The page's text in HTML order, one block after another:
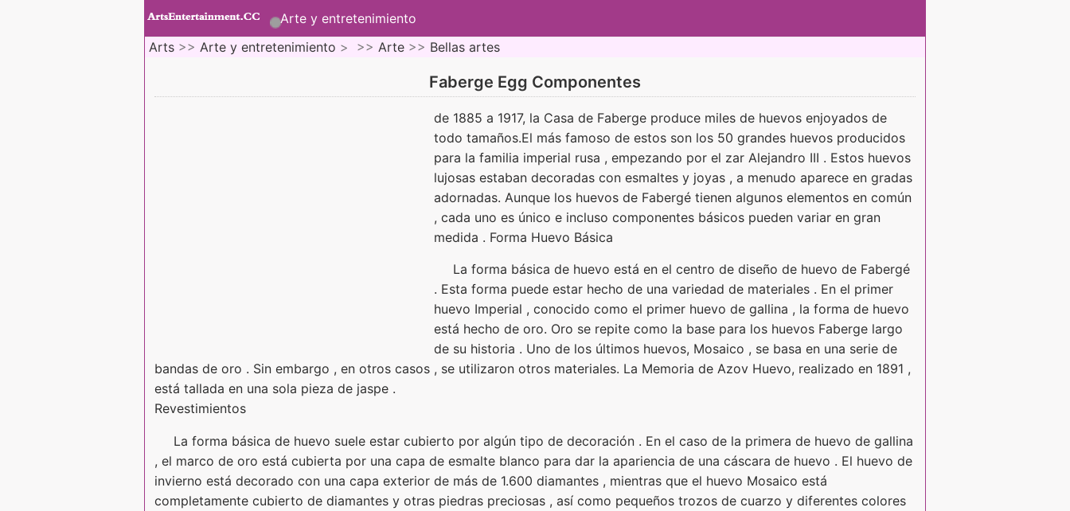
Arte y entretenimiento
Arts >> Arte y entretenimiento > >> Arte >> Bellas artes
Faberge Egg Componentes
de 1885 a 1917, la Casa de Faberge produce miles de huevos enjoyados de
todo tamaños.El más famoso de estos son los 50 grandes huevos producidos
para la familia imperial rusa , empezando por el zar Alejandro III . Estos huevos
lujosas estaban decoradas con esmaltes y joyas , a menudo aparece en gradas
adornadas. Aunque los huevos de Fabergé tienen algunos elementos en común
, cada uno es único e incluso componentes básicos pueden variar en gran
medida . Forma Huevo Básica
La forma básica de huevo está en el centro de diseño de huevo de Fabergé
. Esta forma puede estar hecho de una variedad de materiales . En el primer
huevo Imperial , conocido como el primer huevo de gallina , la forma de huevo
está hecho de oro. Oro se repite como la base para los huevos Faberge largo
de su historia . Uno de los últimos huevos, Mosaico , se basa en una serie de
bandas de oro . Sin embargo , en otros casos , se utilizaron otros materiales. La Memoria de Azov Huevo, realizado en 1891 ,
está tallada en una sola pieza de jaspe .
Revestimientos
La forma básica de huevo suele estar cubierto por algún tipo de decoración . En el caso de la primera de huevo de gallina
, el marco de oro está cubierta por una capa de esmalte blanco para dar la apariencia de una cáscara de huevo . El huevo de
invierno está decorado con una capa exterior de más de 1.600 diamantes , mientras que el huevo Mosaico está
completamente cubierto de diamantes y otras piedras preciosas , así como pequeños trozos de cuarzo y diferentes colores